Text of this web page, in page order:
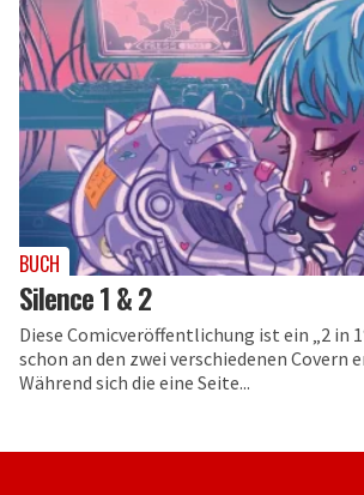
BUCH
Silence 1 & 2
Diese Comicveröffentlichung ist ein „2 in
schon an den zwei verschiedenen Covern
Während sich die eine Seite...